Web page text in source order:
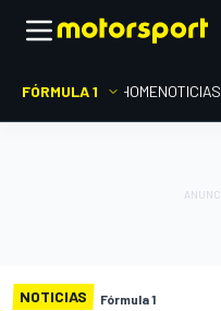
FÓRMULA 1 HOMENOTICIAS
NOTICIAS Fórmula 1